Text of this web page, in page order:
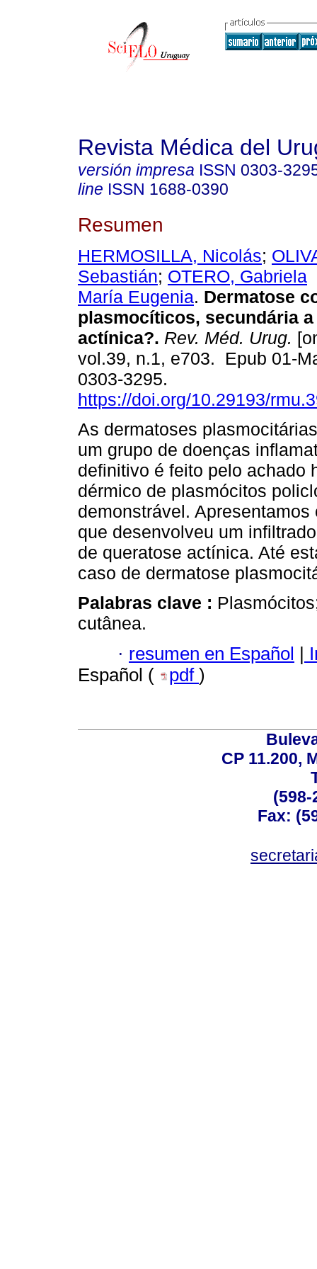
Revista Médica del
versión impresa ISSN 0303-
line ISSN 1688-0390
Resumen
HERMOSILLA, Nicolás;
Sebastián; OTERO, Gabriela
María Eugenia. Dermatose
plasmocíticos, secundária
actínica?. Rev. Méd. Urug.
vol.39, n.1, e703. Epub 01-
0303-3295.
https://doi.org/10.29193/
As dermatoses
um grupo de doenças
definitivo é feito pelo achado
dérmico de plasmócitos
demonstrável.
que desenvolveu um
de queratose actínica. Até
caso de dermatose
Palabras clave :
cutânea.
· resumen en Español |
Español (
pdf )
CP 11.200,
(598-
Fax: